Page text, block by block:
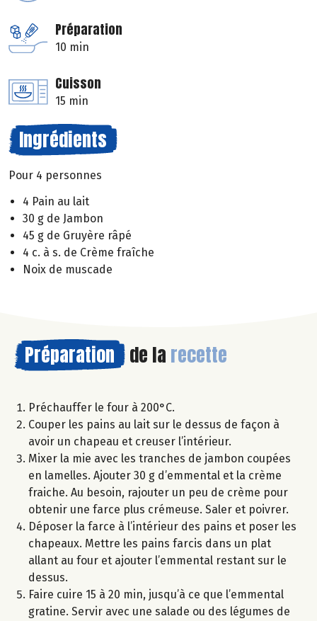
Préparation
10 min
Cuisson
15 min
Ingrédients
Pour 4 personnes
4 Pain au lait
30 g de Jambon
45 g de Gruyère râpé
4 c. à s. de Crème fraîche
Noix de muscade
Préparation de la recette
Préchauffer le four à 200°C.
Couper les pains au lait sur le dessus de façon à
avoir un chapeau et creuser l’intérieur.
Mixer la mie avec les tranches de jambon coupées
en lamelles. Ajouter 30 g d’emmental et la crème
fraiche. Au besoin, rajouter un peu de crème pour
obtenir une farce plus crémeuse. Saler et poivrer.
Déposer la farce à l’intérieur des pains et poser les
chapeaux. Mettre les pains farcis dans un plat
allant au four et ajouter l’emmental restant sur le
dessus.
Faire cuire 15 à 20 min, jusqu’à ce que l’emmental
gratine. Servir avec une salade ou des légumes de